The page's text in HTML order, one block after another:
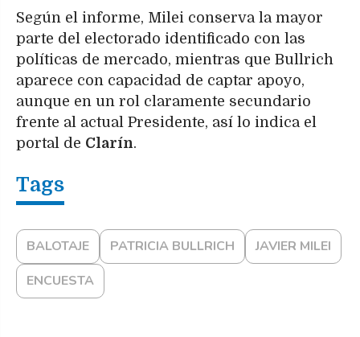
Según el informe, Milei conserva la mayor
parte del electorado identificado con las
políticas de mercado, mientras que Bullrich
aparece con capacidad de captar apoyo,
aunque en un rol claramente secundario
frente al actual Presidente, así lo indica el
portal de Clarín.
BALOTAJE PATRICIA BULLRICH
JAVIER MILEI
ENCUESTA